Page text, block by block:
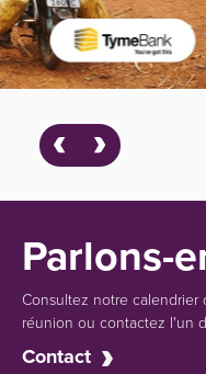
Parlons-
Consultez notre
réunion ou contactez l'un
Contact